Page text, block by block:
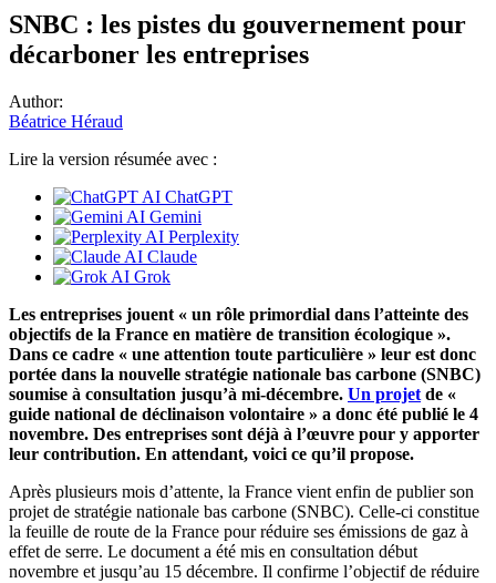
SNBC : les pistes du gouvernement pour
décarboner les entreprises
Author:
Béatrice Héraud
Lire la version résumée avec :
ChatGPT
Gemini
Perplexity
Claude
Grok
Les entreprises jouent « un rôle primordial dans l’atteinte des
objectifs de la France en matière de transition écologique ».
Dans ce cadre « une attention toute particulière » leur est donc
portée dans la nouvelle stratégie nationale bas carbone (SNBC)
soumise à consultation jusqu’à mi-décembre. Un projet de «
guide national de déclinaison volontaire » a donc été publié le 4
novembre. Des entreprises sont déjà à l’œuvre pour y apporter
leur contribution. En attendant, voici ce qu’il propose.
Après plusieurs mois d’attente, la France vient enfin de publier son
projet de stratégie nationale bas carbone (SNBC). Celle-ci constitue
la feuille de route de la France pour réduire ses émissions de gaz à
effet de serre. Le document a été mis en consultation début
novembre et jusqu’au 15 décembre. Il confirme l’objectif de réduire